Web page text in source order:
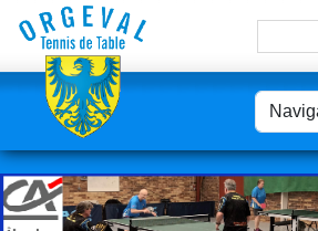
Panneau de gestion des cookies